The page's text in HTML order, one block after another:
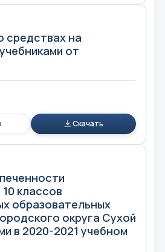
средствах на
от
Скачать
классов
образовательных
округа Сухой
в 2020-2021 учебном